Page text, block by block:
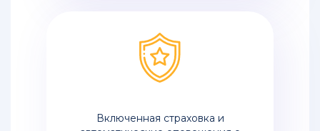
Включенная страховка и